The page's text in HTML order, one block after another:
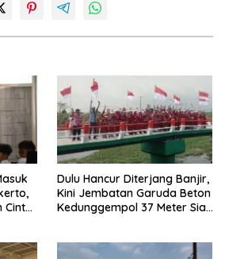
Cinta
Dulu Hancur Diterjang Banjir,
Kini Jembatan Garuda Beton
Kedunggempol 37 Meter Siap